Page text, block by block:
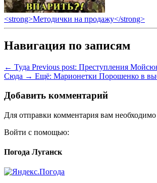
<strong>Методички на продажу</strong>
Навигация по записям
← Туда Previous post: Преступления
Сюда → Ещё: Марионетки Порошенко в
Добавить комментарий
Для отправки комментария вам необходимо
Войти с помощью:
Погода Луганск